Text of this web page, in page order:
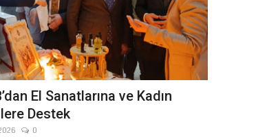
El Sanatlarına ve Kadın
Destek
0